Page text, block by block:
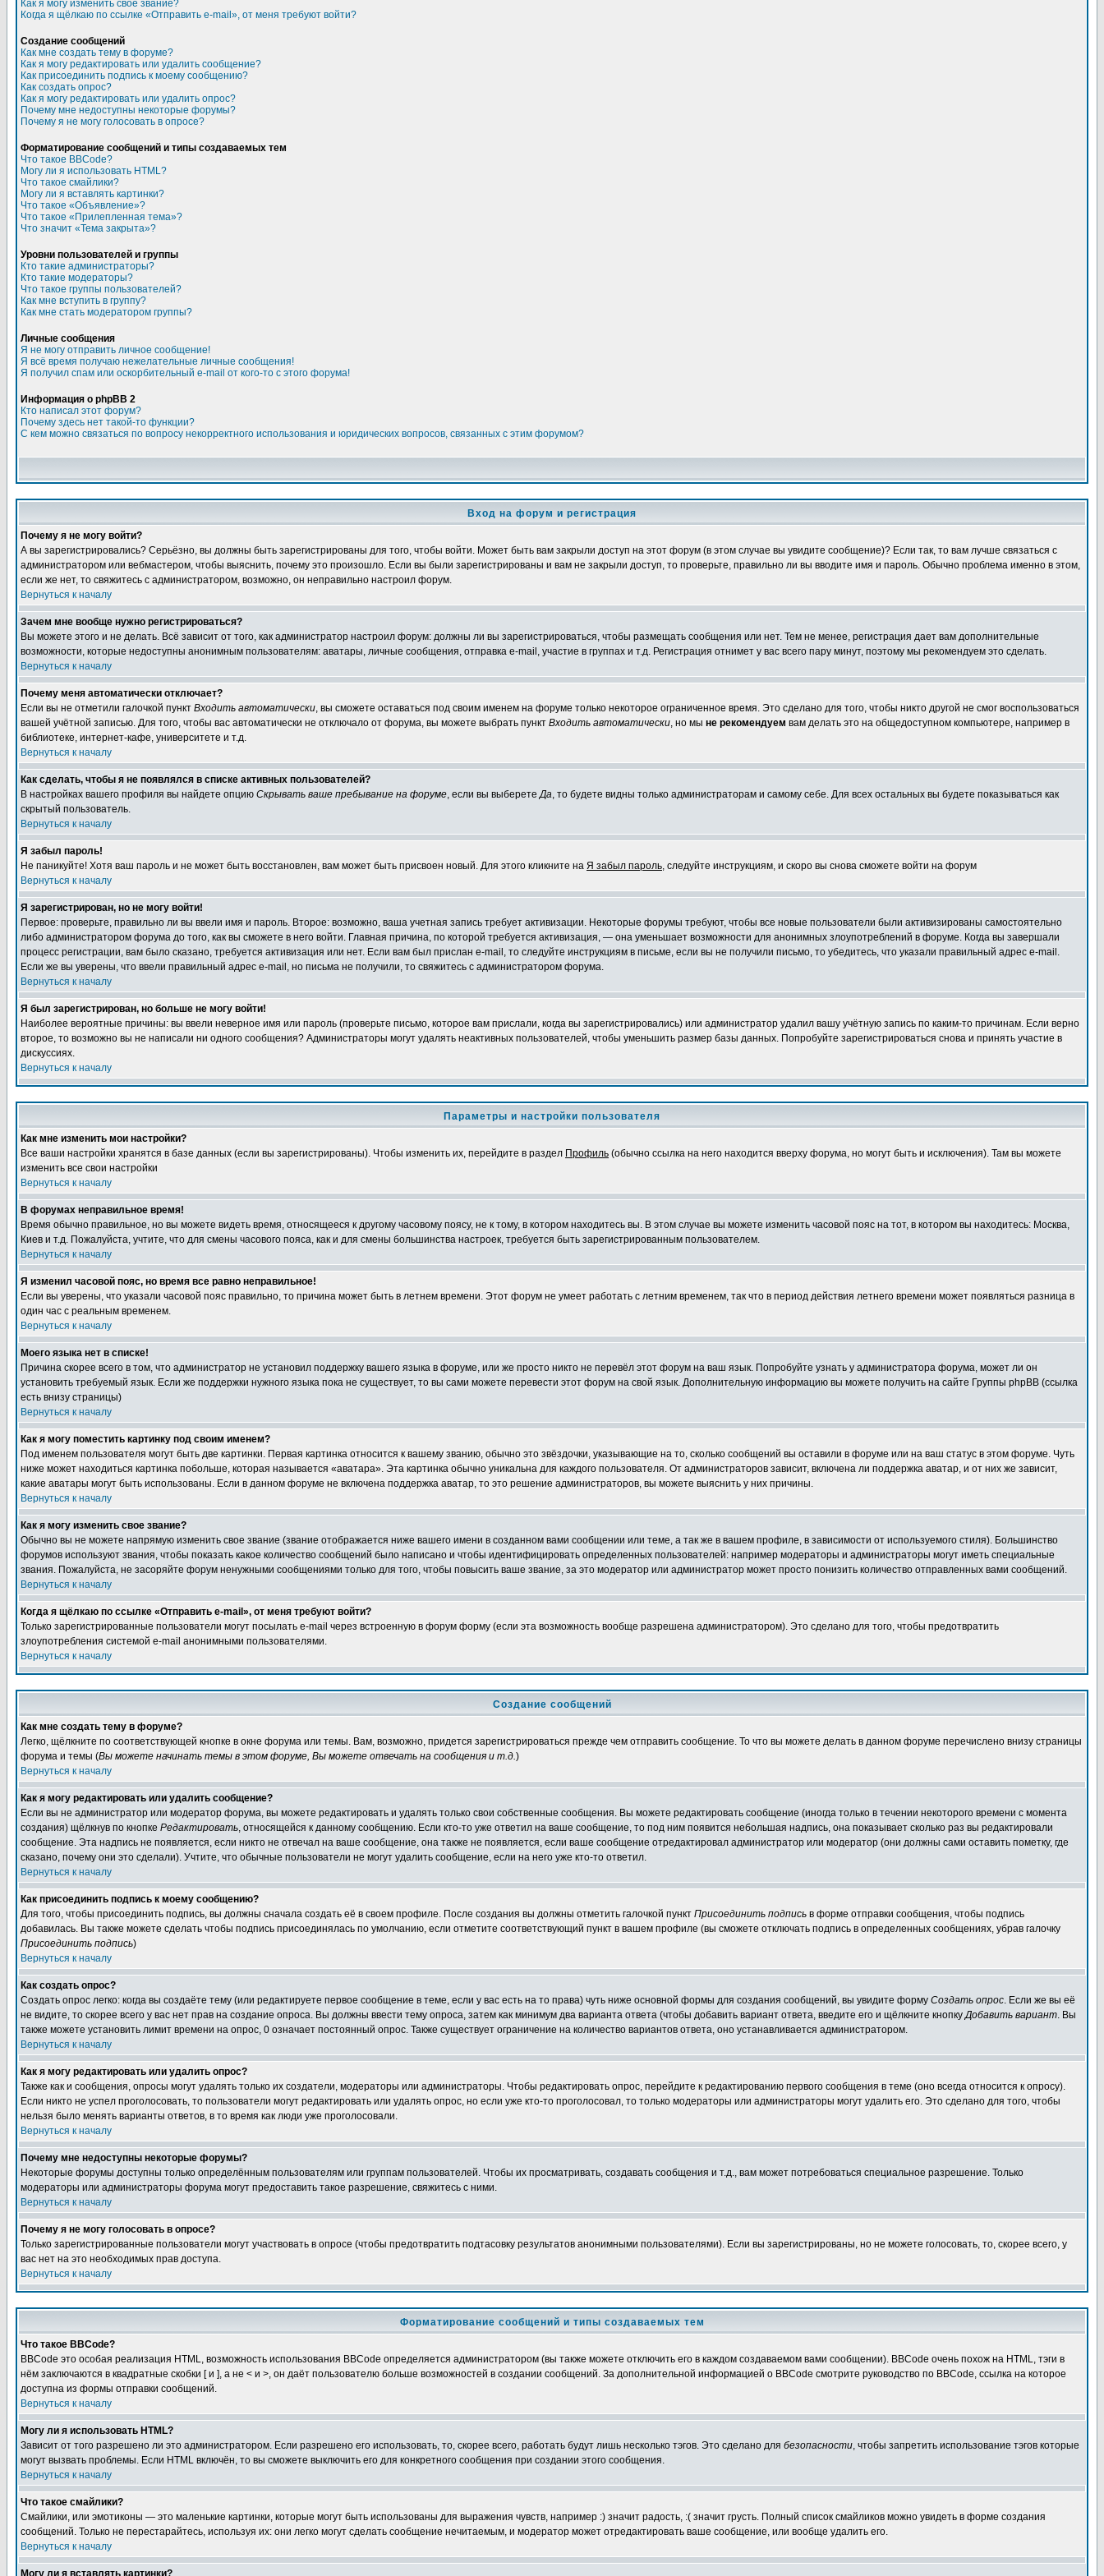
Как я могу изменить свое звание?
Когда я щёлкаю по ссылке «Отправить e-mail», от меня требуют войти?
Создание сообщений
Как мне создать тему в форуме?
Как я могу редактировать или удалить сообщение?
Как присоединить подпись к моему сообщению?
Как создать опрос?
Как я могу редактировать или удалить опрос?
Почему мне недоступны некоторые форумы?
Почему я не могу голосовать в опросе?
Форматирование сообщений и типы создаваемых тем
Что такое BBCode?
Могу ли я использовать HTML?
Что такое смайлики?
Могу ли я вставлять картинки?
Что такое «Объявление»?
Что такое «Прилепленная тема»?
Что значит «Тема закрыта»?
Уровни пользователей и группы
Кто такие администраторы?
Кто такие модераторы?
Что такое группы пользователей?
Как мне вступить в группу?
Как мне стать модератором группы?
Личные сообщения
Я не могу отправить личное сообщение!
Я всё время получаю нежелательные личные сообщения!
Я получил спам или оскорбительный e-mail от кого-то с этого форума!
Информация о phpBB 2
Кто написал этот форум?
Почему здесь нет такой-то функции?
С кем можно связаться по вопросу некорректного использования и юридических вопросов, связанных с этим форумом?
Вход на форум и регистрация
Почему я не могу войти?
А вы зарегистрировались? Серьёзно, вы должны быть зарегистрированы для того, чтобы войти. Может быть вам закрыли доступ на этот форум (в этом случае вы увидите сообщение)? Если так, то вам лучше связаться с
администратором или вебмастером, чтобы выяснить, почему это произошло. Если вы были зарегистрированы и вам не закрыли доступ, то проверьте, правильно ли вы вводите имя и пароль. Обычно проблема именно в этом,
если же нет, то свяжитесь с администратором, возможно, он неправильно настроил форум.
Вернуться к началу
Зачем мне вообще нужно регистрироваться?
Вы можете этого и не делать. Всё зависит от того, как администратор настроил форум: должны ли вы зарегистрироваться, чтобы размещать сообщения или нет. Тем не менее, регистрация дает вам дополнительные
возможности, которые недоступны анонимным пользователям: аватары, личные сообщения, отправка e-mail, участие в группах и т.д. Регистрация отнимет у вас всего пару минут, поэтому мы рекомендуем это сделать.
Вернуться к началу
Почему меня автоматически отключает?
Если вы не отметили галочкой пункт Входить автоматически, вы сможете оставаться под своим именем на форуме только некоторое ограниченное время. Это сделано для того, чтобы никто другой не смог воспользоваться
вашей учётной записью. Для того, чтобы вас автоматически не отключало от форума, вы можете выбрать пункт Входить автоматически, но мы не рекомендуем вам делать это на общедоступном компьютере, например в
библиотеке, интернет-кафе, университете и т.д.
Вернуться к началу
Как сделать, чтобы я не появлялся в списке активных пользователей?
В настройках вашего профиля вы найдете опцию Скрывать ваше пребывание на форуме, если вы выберетеДа, то будете видны только администраторам и самому себе. Для всех остальных вы будете показываться как
скрытый пользователь.
Вернуться к началу
Я забыл пароль!
Не паникуйте! Хотя ваш пароль и не может быть восстановлен, вам может быть присвоен новый. Для этого кликните на Я забыл пароль, следуйте инструкциям, и скоро вы снова сможете войти на форум
Вернуться к началу
Я зарегистрирован, но не могу войти!
Первое: проверьте, правильно ли вы ввели имя и пароль. Второе: возможно, ваша учетная запись требует активизации. Некоторые форумы требуют, чтобы все новые пользователи были активизированы самостоятельно
либо администратором форума до того, как вы сможете в него войти. Главная причина, по которой требуется активизация, — она уменьшает возможности для анонимных злоупотреблений в форуме. Когда вы завершали
процесс регистрации, вам было сказано, требуется активизация или нет. Если вам был прислан e-mail, то следуйте инструкциям в письме, если вы не получили письмо, то убедитесь, что указали правильный адрес e-mail.
Если же вы уверены, что ввели правильный адрес e-mail, но письма не получили, то свяжитесь с администратором форума.
Вернуться к началу
Я был зарегистрирован, но больше не могу войти!
Наиболее вероятные причины: вы ввели неверное имя или пароль (проверьте письмо, которое вам прислали, когда вы зарегистрировались) или администратор удалил вашу учётную запись по каким-то причинам. Если верно
второе, то возможно вы не написали ни одного сообщения? Администраторы могут удалять неактивных пользователей, чтобы уменьшить размер базы данных. Попробуйте зарегистрироваться снова и принять участие в
дискуссиях.
Вернуться к началу
Параметры и настройки пользователя
Как мне изменить мои настройки?
Все ваши настройки хранятся в базе данных (если вы зарегистрированы). Чтобы изменить их, перейдите в раздел Профиль (обычно ссылка на него находится вверху форума, но могут быть и исключения). Там вы можете
изменить все свои настройки
Вернуться к началу
В форумах неправильное время!
Время обычно правильное, но вы можете видеть время, относящееся к другому часовому поясу, не к тому, в котором находитесь вы. В этом случае вы можете изменить часовой пояс на тот, в котором вы находитесь: Москва,
Киев и т.д. Пожалуйста, учтите, что для смены часового пояса, как и для смены большинства настроек, требуется быть зарегистрированным пользователем.
Вернуться к началу
Я изменил часовой пояс, но время все равно неправильное!
Если вы уверены, что указали часовой пояс правильно, то причина может быть в летнем времени. Этот форум не умеет работать с летним временем, так что в период действия летнего времени может появляться разница в
один час с реальным временем.
Вернуться к началу
Моего языка нет в списке!
Причина скорее всего в том, что администратор не установил поддержку вашего языка в форуме, или же просто никто не перевёл этот форум на ваш язык. Попробуйте узнать у администратора форума, может ли он
установить требуемый язык. Если же поддержки нужного языка пока не существует, то вы сами можете перевести этот форум на свой язык. Дополнительную информацию вы можете получить на сайте Группы phpBB (ссылка
есть внизу страницы)
Вернуться к началу
Как я могу поместить картинку под своим именем?
Под именем пользователя могут быть две картинки. Первая картинка относится к вашему званию, обычно это звёздочки, указывающие на то, сколько сообщений вы оставили в форуме или на ваш статус в этом форуме. Чуть
ниже может находиться картинка побольше, которая называется «аватара». Эта картинка обычно уникальна для каждого пользователя. От администраторов зависит, включена ли поддержка аватар, и от них же зависит,
какие аватары могут быть использованы. Если в данном форуме не включена поддержка аватар, то это решение администраторов, вы можете выяснить у них причины.
Вернуться к началу
Как я могу изменить свое звание?
Обычно вы не можете напрямую изменить свое звание (звание отображается ниже вашего имени в созданном вами сообщении или теме, а так же в вашем профиле, в зависимости от используемого стиля). Большинство
форумов используют звания, чтобы показать какое количество сообщений было написано и чтобы идентифицировать определенных пользователей: например модераторы и администраторы могут иметь специальные
звания. Пожалуйста, не засоряйте форум ненужными сообщениями только для того, чтобы повысить ваше звание, за это модератор или администратор может просто понизить количество отправленных вами сообщений.
Вернуться к началу
Когда я щёлкаю по ссылке «Отправить e-mail», от меня требуют войти?
Только зарегистрированные пользователи могут посылать e-mail через встроенную в форум форму (если эта возможность вообще разрешена администратором). Это сделано для того, чтобы предотвратить
злоупотребления системой e-mail анонимными пользователями.
Вернуться к началу
Создание сообщений
Как мне создать тему в форуме?
Легко, щёлкните по соответствующей кнопке в окне форума или темы. Вам, возможно, придется зарегистрироваться прежде чем отправить сообщение. То что вы можете делать в данном форуме перечислено внизу страницы
форума и темы (Вы можете начинать темы в этом форуме, Вы можете отвечать на сообщения и т.д.)
Вернуться к началу
Как я могу редактировать или удалить сообщение?
Если вы не администратор или модератор форума, вы можете редактировать и удалять только свои собственные сообщения. Вы можете редактировать сообщение (иногда только в течении некоторого времени с момента
создания) щёлкнув по кнопке Редактировать, относящейся к данному сообщению. Если кто-то уже ответил на ваше сообщение, то под ним появится небольшая надпись, она показывает сколько раз вы редактировали
сообщение. Эта надпись не появляется, если никто не отвечал на ваше сообщение, она также не появляется, если ваше сообщение отредактировал администратор или модератор (они должны сами оставить пометку, где
сказано, почему они это сделали). Учтите, что обычные пользователи не могут удалить сообщение, если на него уже кто-то ответил.
Вернуться к началу
Как присоединить подпись к моему сообщению?
Для того, чтобы присоединить подпись, вы должны сначала создать её в своем профиле. После создания вы должны отметить галочкой пункт Присоединить подпись в форме отправки сообщения, чтобы подпись
добавилась. Вы также можете сделать чтобы подпись присоединялась по умолчанию, если отметите соответствующий пункт в вашем профиле (вы сможете отключать подпись в определенных сообщениях, убрав галочку
Присоединить подпись)
Вернуться к началу
Как создать опрос?
Создать опрос легко: когда вы создаёте тему (или редактируете первое сообщение в теме, если у вас есть на то права) чуть ниже основной формы для создания сообщений, вы увидите форму Создать опрос. Если же вы её
не видите, то скорее всего у вас нет прав на создание опроса. Вы должны ввести тему опроса, затем как минимум два варианта ответа (чтобы добавить вариант ответа, введите его и щёлкните кнопкуДобавить вариант. Вы
также можете установить лимит времени на опрос, 0 означает постоянный опрос. Также существует ограничение на количество вариантов ответа, оно устанавливается администратором.
Вернуться к началу
Как я могу редактировать или удалить опрос?
Также как и сообщения, опросы могут удалять только их создатели, модераторы или администраторы. Чтобы редактировать опрос, перейдите к редактированию первого сообщения в теме (оно всегда относится к опросу).
Если никто не успел проголосовать, то пользователи могут редактировать или удалять опрос, но если уже кто-то проголосовал, то только модераторы или администраторы могут удалить его. Это сделано для того, чтобы
нельзя было менять варианты ответов, в то время как люди уже проголосовали.
Вернуться к началу
Почему мне недоступны некоторые форумы?
Некоторые форумы доступны только определённым пользователям или группам пользователей. Чтобы их просматривать, создавать сообщения и т.д., вам может потребоваться специальное разрешение. Только
модераторы или администраторы форума могут предоставить такое разрешение, свяжитесь с ними.
Вернуться к началу
Почему я не могу голосовать в опросе?
Только зарегистрированные пользователи могут участвовать в опросе (чтобы предотвратить подтасовку результатов анонимными пользователями). Если вы зарегистрированы, но не можете голосовать, то, скорее всего, у
вас нет на это необходимых прав доступа.
Вернуться к началу
Форматирование сообщений и типы создаваемых тем
Что такое BBCode?
BBCode это особая реализация HTML, возможность использования BBCode определяется администратором (вы также можете отключить его в каждом создаваемом вами сообщении). BBCode очень похож на HTML, тэги в
нём заключаются в квадратные скобки [ и ], а не < и >, он даёт пользователю больше возможностей в создании сообщений. За дополнительной информацией о BBCode смотрите руководство по BBCode, ссылка на которое
доступна из формы отправки сообщений.
Вернуться к началу
Могу ли я использовать HTML?
Зависит от того разрешено ли это администратором. Если разрешено его использовать, то, скорее всего, работать будут лишь несколько тэгов. Это сделано для безопасности, чтобы запретить использование тэгов которые
могут вызвать проблемы. Если HTML включён, то вы сможете выключить его для конкретного сообщения при создании этого сообщения.
Вернуться к началу
Что такое смайлики?
Смайлики, или эмотиконы — это маленькие картинки, которые могут быть использованы для выражения чувств, например :) значит радость, :( значит грусть. Полный список смайликов можно увидеть в форме создания
сообщений. Только не перестарайтесь, используя их: они легко могут сделать сообщение нечитаемым, и модератор может отредактировать ваше сообщение, или вообще удалить его.
Вернуться к началу
Могу ли я вставлять картинки?